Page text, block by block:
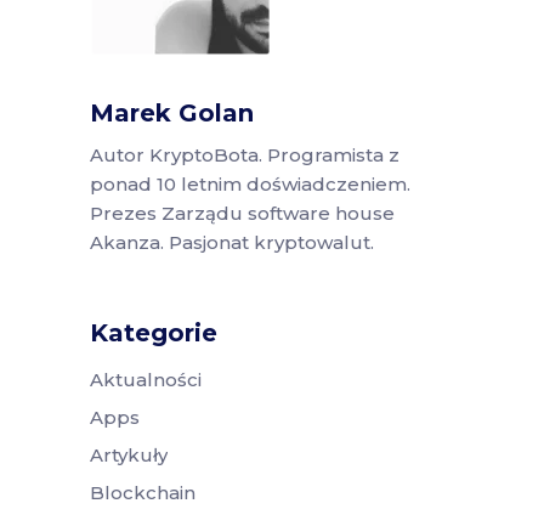
Marek Golan
Autor KryptoBota. Programista z
ponad 10 letnim doświadczeniem.
Prezes Zarządu software house
Akanza. Pasjonat kryptowalut.
Kategorie
Aktualności
Apps
Artykuły
Blockchain